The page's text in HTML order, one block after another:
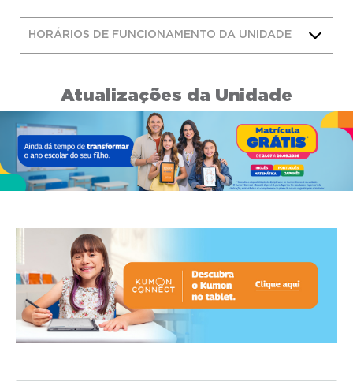
HORÁRIOS DE FUNCIONAMENTO DA UNIDADE
Atualizações da Unidade